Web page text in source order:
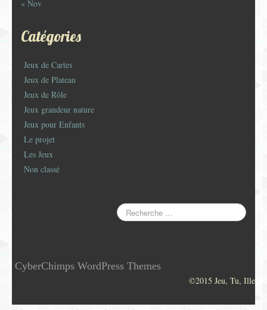
« Nov
Catégories
Jeux de Cartes
Jeux de Plateau
Jeux de Rôle
Jeux grandeur nature
Jeux pour Enfants
Le projet
Les Jeux
Non classé
CyberChimps WordPress Themes
©2015 Jeu, Tu, Ille